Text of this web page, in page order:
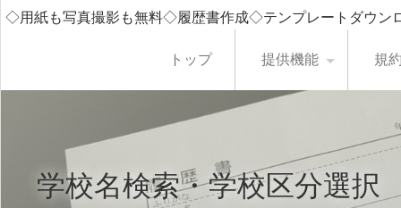
◇用紙も写真撮影も無料◇履歴書作成◇テンプレートダウ
トップ 提供機能 規
学校名検索・学校区分選択